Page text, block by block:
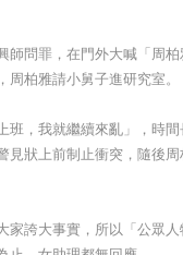
師問罪，在門外大喊「周柏
柏雅請小舅子進研究室。
班，我就繼續來亂」，時間
見狀上前制止衝突，隨後周
家誇大事實，所以「公眾人